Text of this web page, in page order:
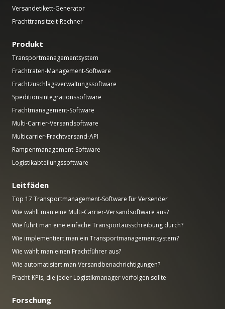
Versandetikett-Generator
Frachttransitzeit-Rechner
Produkt
Transportmanagementsystem
Frachtraten-Management-Software
Frachtzuschlagsverwaltungssoftware
Speditionsintegrationssoftware
Frachtmanagement-Software
Multi-Carrier-Versandsoftware
Multicarrier-Frachtversand-API
Rampenmanagement-Software
Logistikabteilungssoftware
Leitfäden
Top 17 Transportmanagement-Software für Versender
Wie wählt man eine Multi-Carrier-Versandsoftware aus?
Wie führt man eine einfache Transportausschreibung durch?
Wie implementiert man ein Transportmanagementsystem?
Wie wählt man einen Frachtführer aus?
Wie automatisiert man Versandbenachrichtigungen?
Fracht-KPIs, die jeder Logistikmanager verfolgen sollte
Forschung